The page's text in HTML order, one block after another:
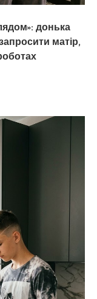
донька
матір,